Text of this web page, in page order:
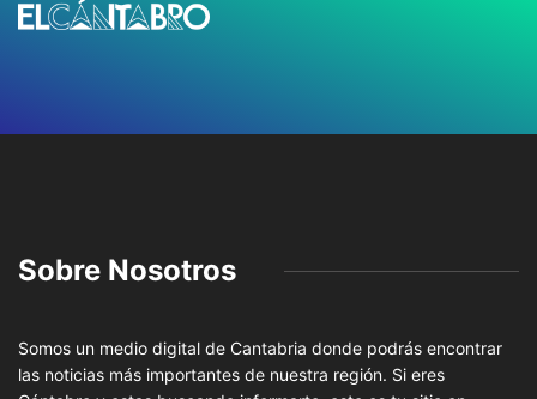
Sobre Nosotros
Somos un medio digital de Cantabria donde podrás encontrar
las noticias más importantes de nuestra región. Si eres